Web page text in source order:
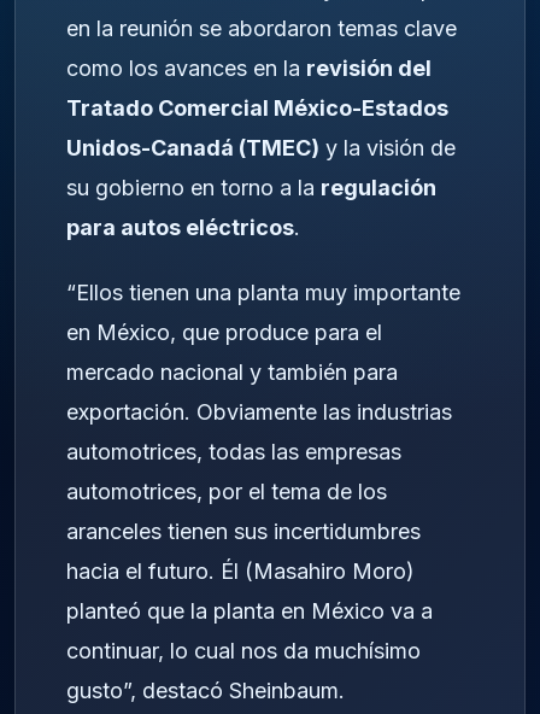
en la reunión se abordaron temas clave
como los avances en la revisión del
Tratado Comercial México-Estados
Unidos-Canadá (TMEC) y la visión de
su gobierno en torno a la regulación
para autos eléctricos.
“Ellos tienen una planta muy importante
en México, que produce para el
mercado nacional y también para
exportación. Obviamente las industrias
automotrices, todas las empresas
automotrices, por el tema de los
aranceles tienen sus incertidumbres
hacia el futuro. Él (Masahiro Moro)
planteó que la planta en México va a
continuar, lo cual nos da muchísimo
gusto”, destacó Sheinbaum.